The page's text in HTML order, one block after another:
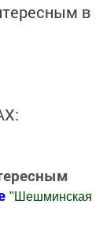
в
" Шешминская